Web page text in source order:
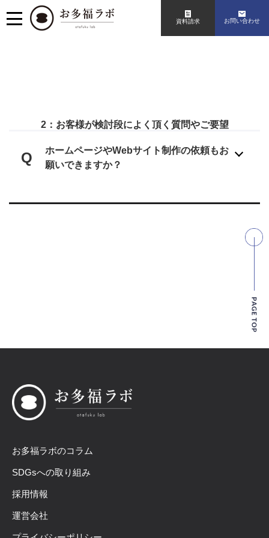
資料請求 お問い合わせ
2：お客様が検討段によく頂く質問やご要望
Q
ホームページやWebサイト制作の依頼もお
願いできますか？
お多福ラボのコラム
SDGsへの取り組み
採用情報
運営会社